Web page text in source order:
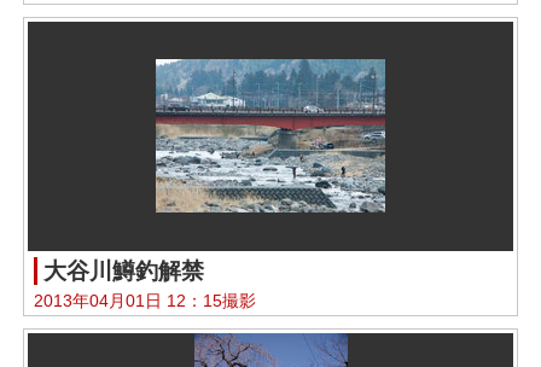
大谷川鱒釣解禁
2013年04月01日 12：15撮影